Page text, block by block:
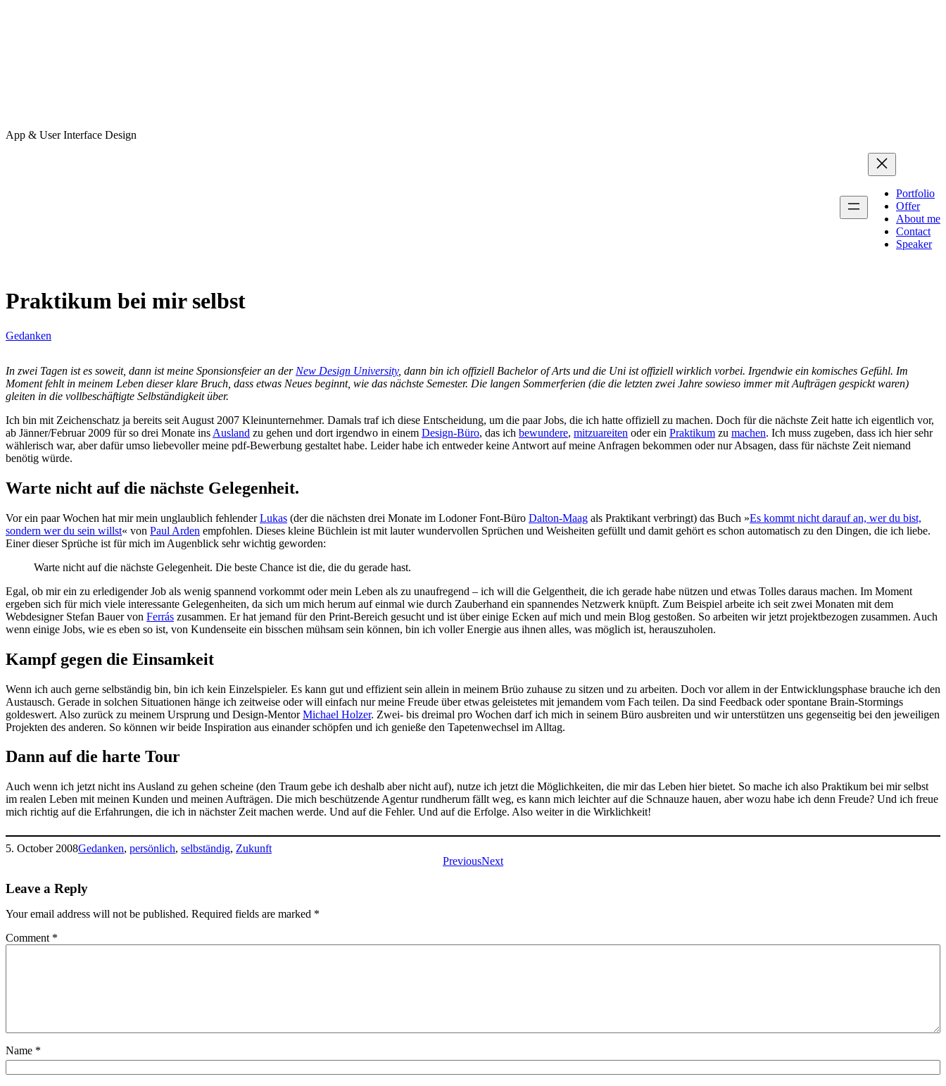
App & User Interface Design
Portfolio
Offer
About me
Contact
Speaker
Praktikum bei mir selbst
Gedanken
In zwei Tagen ist es soweit, dann ist meine Sponsionsfeier an der New Design University, dann bin ich offiziell Bachelor of Arts und die Uni ist offiziell wirklich vorbei. Irgendwie ein komisches Gefühl. Im
Moment fehlt in meinem Leben dieser klare Bruch, dass etwas Neues beginnt, wie das nächste Semester. Die langen Sommerferien (die die letzten zwei Jahre sowieso immer mit Aufträgen gespickt waren)
gleiten in die vollbeschäftigte Selbständigkeit über.
Ich bin mit Zeichenschatz ja bereits seit August 2007 Kleinunternehmer. Damals traf ich diese Entscheidung, um die paar Jobs, die ich hatte offiziell zu machen. Doch für die nächste Zeit hatte ich eigentlich vor,
ab Jänner/Februar 2009 für so drei Monate ins Ausland zu gehen und dort irgendwo in einem Design-Büro, das ich bewundere, mitzuareiten oder ein Praktikum zu machen. Ich muss zugeben, dass ich hier sehr
wählerisch war, aber dafür umso liebevoller meine pdf-Bewerbung gestaltet habe. Leider habe ich entweder keine Antwort auf meine Anfragen bekommen oder nur Absagen, dass für nächste Zeit niemand
benötig würde.
Warte nicht auf die nächste Gelegenheit.
Vor ein paar Wochen hat mir mein unglaublich fehlenderLukas (der die nächsten drei Monate im Lodoner Font-Büro Dalton-Maag als Praktikant verbringt) das Buch »Es kommt nicht darauf an, wer du bist,
sondern wer du sein willst« von Paul Arden empfohlen. Dieses kleine Büchlein ist mit lauter wundervollen Sprüchen und Weisheiten gefüllt und damit gehört es schon automatisch zu den Dingen, die ich liebe.
Einer dieser Sprüche ist für mich im Augenblick sehr wichtig geworden:
Warte nicht auf die nächste Gelegenheit. Die beste Chance ist die, die du gerade hast.
Egal, ob mir ein zu erledigender Job als wenig spannend vorkommt oder mein Leben als zu unaufregend – ich will die Gelgentheit, die ich gerade habe nützen und etwas Tolles daraus machen. Im Moment
ergeben sich für mich viele interessante Gelegenheiten, da sich um mich herum auf einmal wie durch Zauberhand ein spannendes Netzwerk knüpft. Zum Beispiel arbeite ich seit zwei Monaten mit dem
Webdesigner Stefan Bauer von Ferrás zusammen. Er hat jemand für den Print-Bereich gesucht und ist über einige Ecken auf mich und mein Blog gestoßen. So arbeiten wir jetzt projektbezogen zusammen. Auch
wenn einige Jobs, wie es eben so ist, von Kundenseite ein bisschen mühsam sein können, bin ich voller Energie aus ihnen alles, was möglich ist, herauszuholen.
Kampf gegen die Einsamkeit
Wenn ich auch gerne selbständig bin, bin ich kein Einzelspieler. Es kann gut und effizient sein allein in meinem Brüo zuhause zu sitzen und zu arbeiten. Doch vor allem in der Entwicklungsphase brauche ich den
Austausch. Gerade in solchen Situationen hänge ich zeitweise oder will einfach nur meine Freude über etwas geleistetes mit jemandem vom Fach teilen. Da sind Feedback oder spontane Brain-Stormings
goldeswert. Also zurück zu meinem Ursprung und Design-MentorMichael Holzer. Zwei- bis dreimal pro Wochen darf ich mich in seinem Büro ausbreiten und wir unterstützen uns gegenseitig bei den jeweiligen
Projekten des anderen. So können wir beide Inspiration aus einander schöpfen und ich genieße den Tapetenwechsel im Alltag.
Dann auf die harte Tour
Auch wenn ich jetzt nicht ins Ausland zu gehen scheine (den Traum gebe ich deshalb aber nicht auf), nutze ich jetzt die Möglichkeiten, die mir das Leben hier bietet. So mache ich also Praktikum bei mir selbst
im realen Leben mit meinen Kunden und meinen Aufträgen. Die mich beschützende Agentur rundherum fällt weg, es kann mich leichter auf die Schnauze hauen, aber wozu habe ich denn Freude? Und ich freue
mich richtig auf die Erfahrungen, die ich in nächster Zeit machen werde. Und auf die Fehler. Und auf die Erfolge. Also weiter in die Wirklichkeit!
5. October 2008Gedanken, persönlich, selbständig, Zukunft
PreviousNext
Leave a Reply
Your email address will not be published. Required fields are marked *
Comment *
Name *